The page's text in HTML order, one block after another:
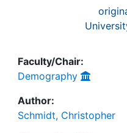
Faculty/Chair:
Demography
Author:
Schmidt, Christopher